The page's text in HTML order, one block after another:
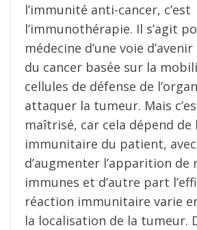
l’immunité anti-cancer, c’est
l’immunothérapie. Il s’agit
médecine d’une voie
du cancer basée sur la
cellules de défense de
attaquer la tumeur. Mais
maîtrisé, car cela dépend de
immunitaire du patient,
d’augmenter l’apparition de
immunes et d’autre part
réaction immunitaire varie
la localisation de la tumeur.